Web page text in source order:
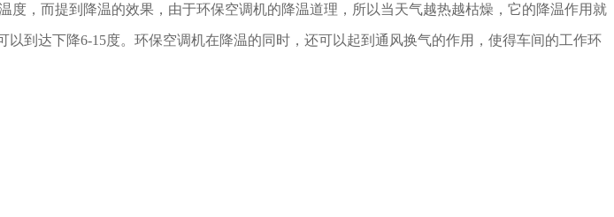
度， 而提到降温的效果，由于环保空调机的降温道理，所以当天气越热越枯燥，它的降温作用就
到达下降6-15度。环保空调机在降温的同时，还可以起到通风换气的作用，使得车间的工作环